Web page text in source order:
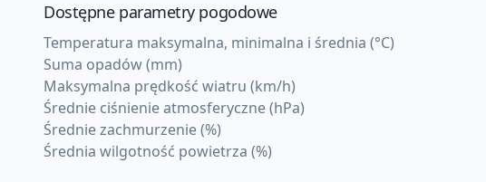
Dostępne parametry pogodowe
Temperatura maksymalna, minimalna i średnia (°C)
Suma opadów (mm)
Maksymalna prędkość wiatru (km/h)
Średnie ciśnienie atmosferyczne (hPa)
Średnie zachmurzenie (%)
Średnia wilgotność powietrza (%)